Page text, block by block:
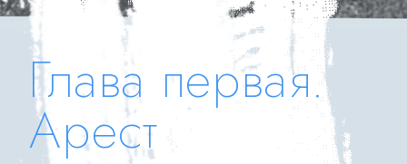
Глава первая.
Арест